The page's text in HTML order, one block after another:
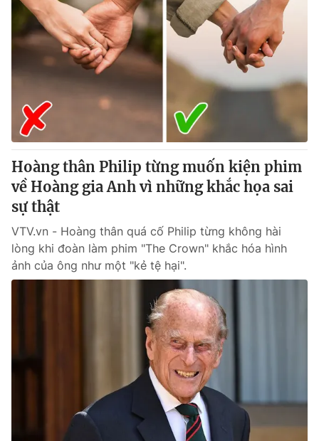
Hoàng thân Philip từng muốn kiện phim
về Hoàng gia Anh vì những khắc họa sai
sự thật
VTV.vn - Hoàng thân quá cố Philip từng không hài
lòng khi đoàn làm phim "The Crown" khắc hóa hình
ảnh của ông như một "kẻ tệ hại".